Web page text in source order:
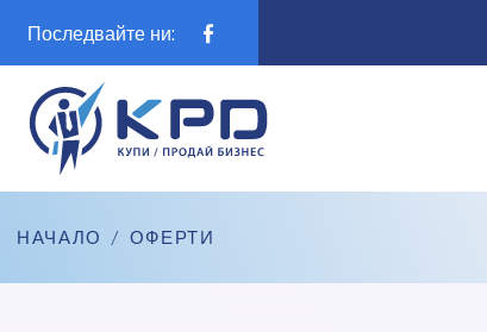
Последвайте ни:
НАЧАЛО / ОФЕРТИ